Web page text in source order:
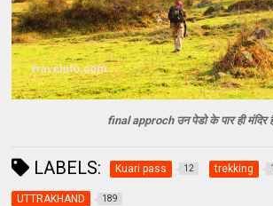
final approch उन पेडो के पार ही मंदिर
LABELS: Kuari pass 12 trekking
UTTRAKHAND 189